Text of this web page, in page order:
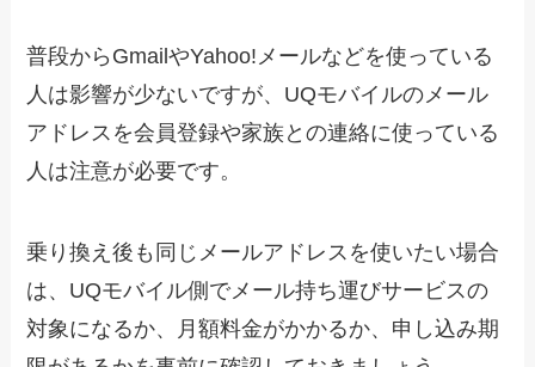
普段からGmailやYahoo!メールなどを使っている
人は影響が少ないですが、UQモバイルのメール
アドレスを会員登録や家族との連絡に使っている
人は注意が必要です。
乗り換え後も同じメールアドレスを使いたい場合
は、UQモバイル側でメール持ち運びサービスの
対象になるか、月額料金がかかるか、申し込み期